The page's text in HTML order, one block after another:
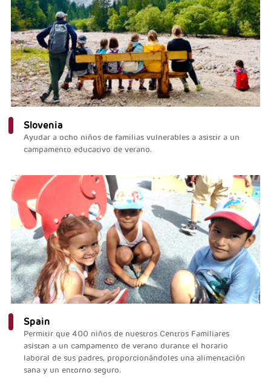
Slovenia
Ayudar a ocho niños de familias vulnerables a asistir a un
campamento educativo de verano.
Spain
Permitir que 400 niños de nuestros Centros Familiares
asistan a un campamento de verano durante el horario
laboral de sus padres, proporcionándoles una alimentación
sana y un entorno seguro.